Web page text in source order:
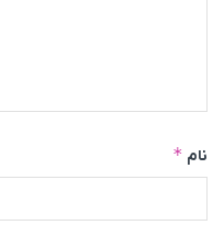
نام *